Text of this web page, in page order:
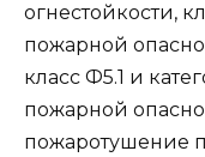
огнестойкости,
пожарной
класс Ф5.1 и
пожарной
пожаротушение